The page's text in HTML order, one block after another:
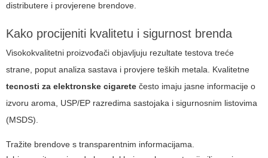
distributere i provjerene brendove.
Kako procijeniti kvalitetu i sigurnost brenda
Visokokvalitetni proizvođači objavljuju rezultate testova treće
strane, poput analiza sastava i provjere teških metala. Kvalitetne
tecnosti za elektronske cigarete često imaju jasne informacije o
izvoru aroma, USP/EP razredima sastojaka i sigurnosnim listovima
(MSDS).
Tražite brendove s transparentnim informacijama.